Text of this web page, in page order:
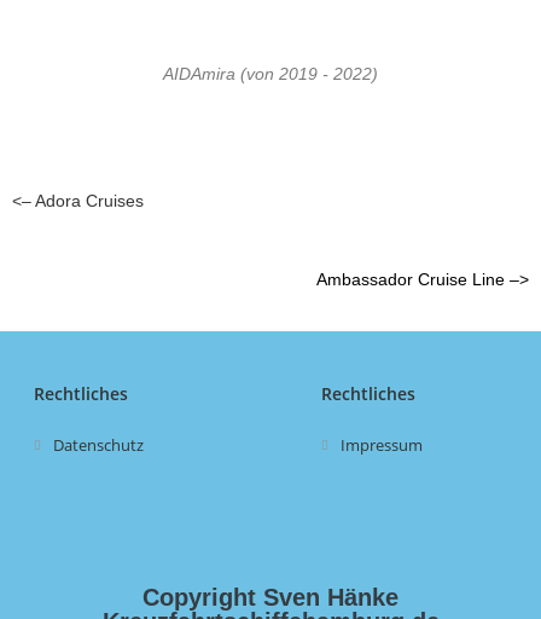
AIDAmira (von 2019 - 2022)
<– Adora Cruises
Ambassador Cruise Line –>
Rechtliches
Datenschutz
Rechtliches
Impressum
Copyright Sven Hänke